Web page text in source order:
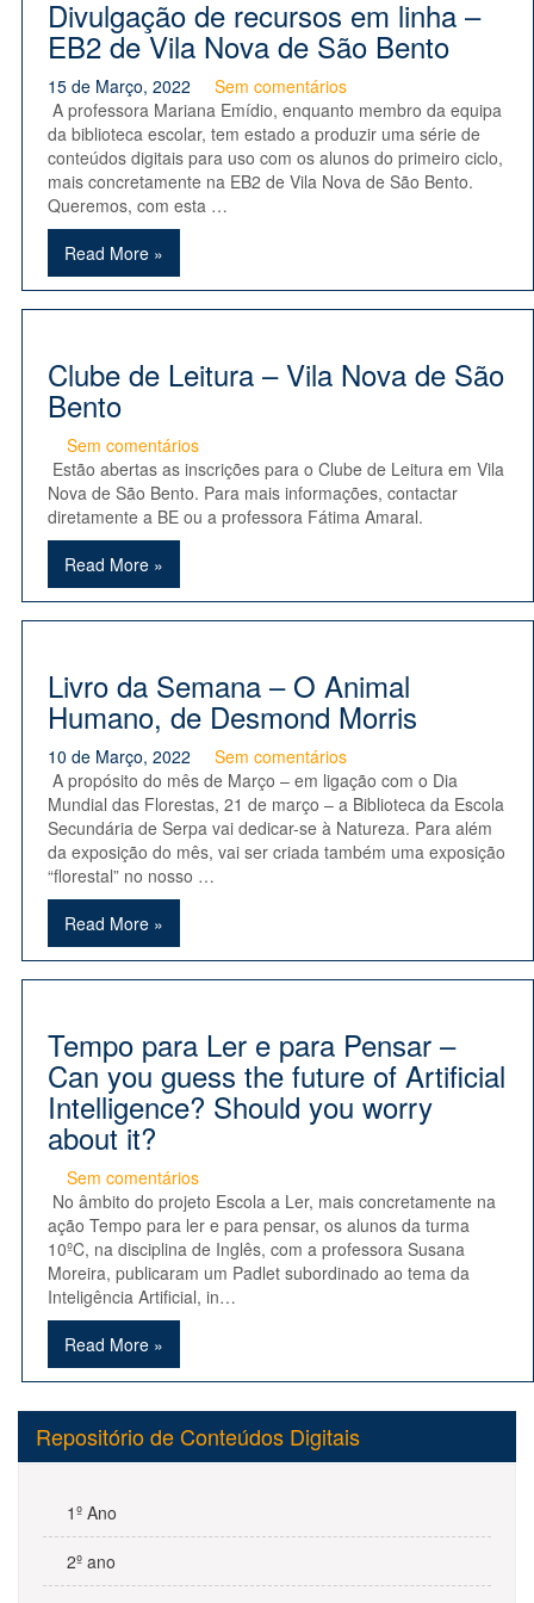
Divulgação de recursos em linha –
EB2 de Vila Nova de São Bento
15 de Março, 2022
Sem comentários
A professora Mariana Emídio, enquanto membro da equipa
da biblioteca escolar, tem estado a produzir uma série de
conteúdos digitais para uso com os alunos do primeiro ciclo,
mais concretamente na EB2 de Vila Nova de São Bento.
Queremos, com esta …
Read More »
Clube de Leitura – Vila Nova de São
Bento
Sem comentários
Estão abertas as inscrições para o Clube de Leitura em Vila
Nova de São Bento. Para mais informações, contactar
diretamente a BE ou a professora Fátima Amaral.
Read More »
Livro da Semana – O Animal
Humano, de Desmond Morris
10 de Março, 2022
Sem comentários
A propósito do mês de Março – em ligação com o Dia
Mundial das Florestas, 21 de março – a Biblioteca da Escola
Secundária de Serpa vai dedicar-se à Natureza. Para além
da exposição do mês, vai ser criada também uma exposição
“florestal” no nosso …
Read More »
Tempo para Ler e para Pensar –
Can you guess the future of Artificial
Intelligence? Should you worry
about it?
Sem comentários
No âmbito do projeto Escola a Ler, mais concretamente na
ação Tempo para ler e para pensar, os alunos da turma
10ºC, na disciplina de Inglês, com a professora Susana
Moreira, publicaram um Padlet subordinado ao tema da
Inteligência Artificial, in…
Read More »
Repositório de Conteúdos Digitais
1º Ano
2º ano